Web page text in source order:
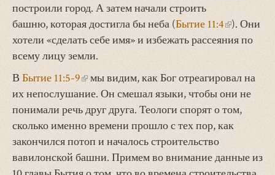
построили город. А затем начали строить
башню, которая достигла бы неба (Бытие 11:4(внешняя
ссылка)
). Они
хотели «сделать себе имя» и избежать рассеяния по
всему лицу земли.
ВБытие 11:5-9(внешняя
ссылка)
мы видим, как Бог отреагировал на
их непослушание. Он смешал языки, чтобы они не
понимали речь друг друга. Теологи спорят о том,
сколько именно времени прошло с тех пор, как
закончился потоп и началось строительство
вавилонской башни. Примем во внимание данные из